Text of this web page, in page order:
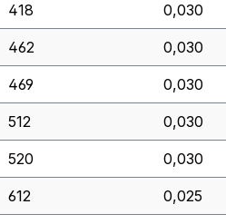
418 0,030
462 0,030
469 0,030
512 0,030
520 0,030
612 0,025